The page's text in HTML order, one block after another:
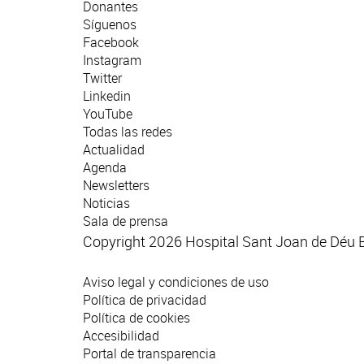
Donantes
Síguenos
Facebook
Instagram
Twitter
Linkedin
YouTube
Todas las redes
Actualidad
Agenda
Newsletters
Noticias
Sala de prensa
Copyright 2026 Hospital Sant Joan de Déu
Aviso legal y condiciones de uso
Política de privacidad
Política de cookies
Accesibilidad
Portal de transparencia